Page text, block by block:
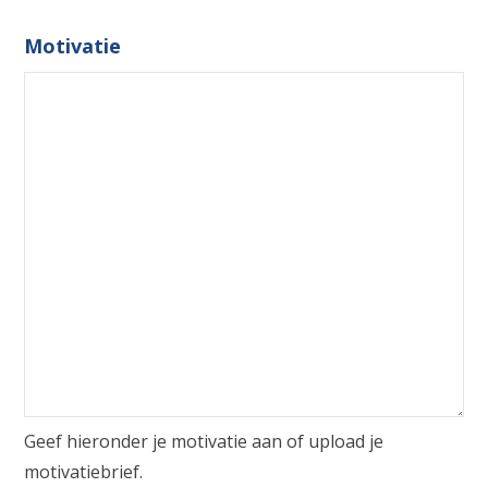
Motivatie
Geef hieronder je motivatie aan of upload je
motivatiebrief.